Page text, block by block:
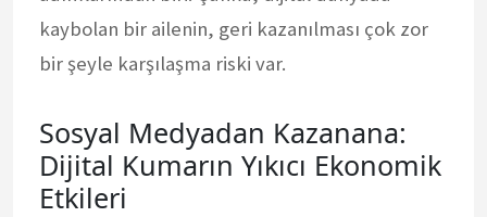
kaybolan bir ailenin, geri kazanılması çok zor
bir şeyle karşılaşma riski var.
Sosyal Medyadan Kazanana:
Dijital Kumarın Yıkıcı Ekonomik
Etkileri